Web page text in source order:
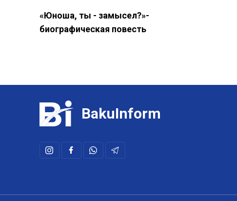
«Юноша, ты - замысел?»-
биографическая повесть
BakuInform